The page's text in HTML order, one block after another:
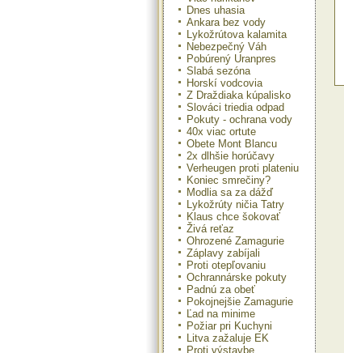
Dnes uhasia
Ankara bez vody
Lykožrútova kalamita
Nebezpečný Váh
Pobúrený Uranpres
Slabá sezóna
Horskí vodcovia
Z Draždiaka kúpalisko
Slováci triedia odpad
Pokuty - ochrana vody
40x viac ortute
Obete Mont Blancu
2x dlhšie horúčavy
Verheugen proti plateniu
Koniec smrečiny?
Modlia sa za dážď
Lykožrúty ničia Tatry
Klaus chce šokovať
Živá reťaz
Ohrozené Zamagurie
Záplavy zabíjali
Proti otepľovaniu
Ochrannárske pokuty
Padnú za obeť
Pokojnejšie Zamagurie
Ľad na minime
Požiar pri Kuchyni
Litva zažaluje EK
Proti výstavbe